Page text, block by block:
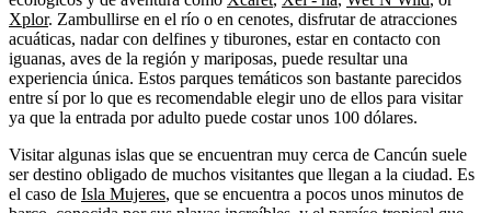
Xplor. Zambullirse en el río o en cenotes, disfrutar de atracciones
acuáticas, nadar con delfines y tiburones, estar en contacto con
iguanas, aves de la región y mariposas, puede resultar una
experiencia única. Estos parques temáticos son bastante parecidos
entre sí por lo que es recomendable elegir uno de ellos para visitar
ya que la entrada por adulto puede costar unos 100 dólares.
Visitar algunas islas que se encuentran muy cerca de Cancún suele
ser destino obligado de muchos visitantes que llegan a la ciudad. Es
el caso de Isla Mujeres, que se encuentra a pocos unos minutos de